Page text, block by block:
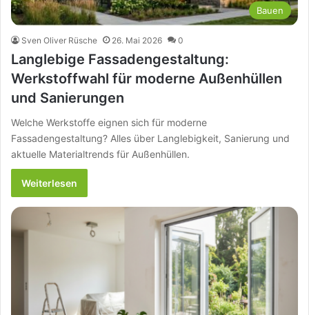
Bauen
Sven Oliver Rüsche 26. Mai 2026 0
Langlebige Fassadengestaltung:
Werkstoffwahl für moderne Außenhüllen
und Sanierungen
Welche Werkstoffe eignen sich für moderne
Fassadengestaltung? Alles über Langlebigkeit, Sanierung und
aktuelle Materialtrends für Außenhüllen.
Weiterlesen